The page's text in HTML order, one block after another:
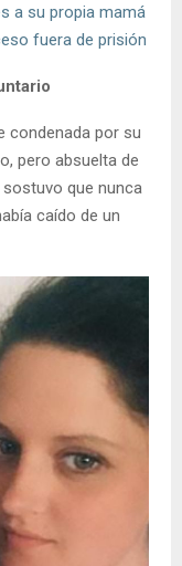
a su propia mamá
fuera de prisión
condenada por su
pero absuelta de
que nunca
caído de un